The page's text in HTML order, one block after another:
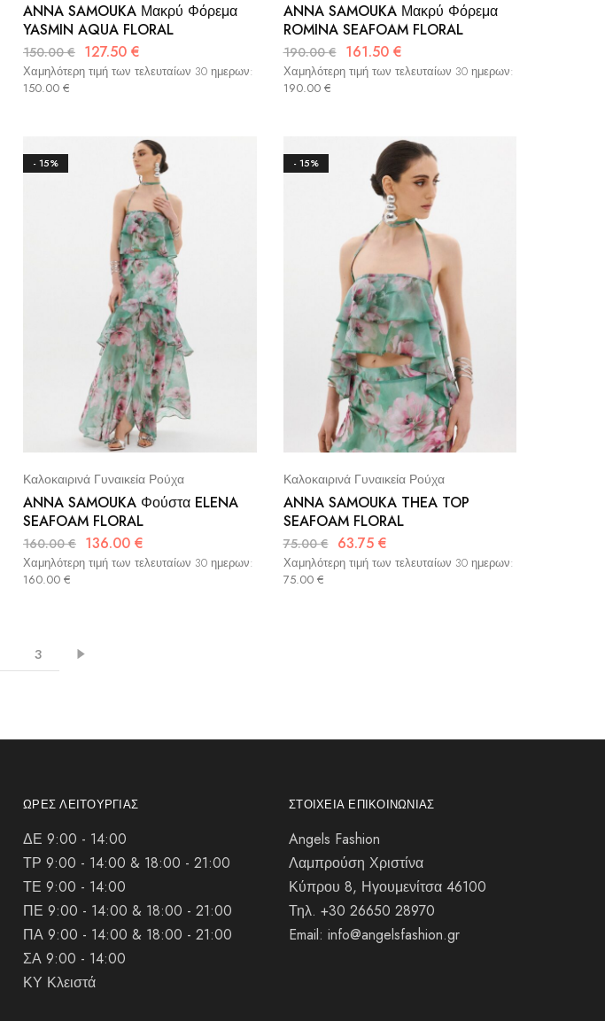
ANNA SAMOUKA Μακρύ Φόρεμα
YASMIN AQUA FLORAL
150.00€ 127.50 €
Χαμηλότερη τιμή των τελευταίων 30 ημερων:
150.00 €
ANNA SAMOUKA Μακρύ Φόρεμα
ROMINA SEAFOAM FLORAL
190.00€ 161.50 €
Χαμηλότερη τιμή των τελευταίων 30 ημερων:
190.00 €
- 15%
Καλοκαιρινά Γυναικεία Ρούχα
ANNA SAMOUKA Φούστα ELENA
SEAFOAM FLORAL
160.00€ 136.00 €
Χαμηλότερη τιμή των τελευταίων 30 ημερων:
160.00 €
- 15%
Καλοκαιρινά Γυναικεία Ρούχα
ANNA SAMOUKA THEA TOP
SEAFOAM FLORAL
75.00€ 63.75 €
Χαμηλότερη τιμή των τελευταίων 30 ημερων:
75.00 €
3
ΏΡΕΣ ΛΕΙΤΟΥΡΓΊΑΣ
ΔΕ 9:00 - 14:00
ΤΡ 9:00 - 14:00 & 18:00 - 21:00
ΤΕ 9:00 - 14:00
ΠΕ 9:00 - 14:00 & 18:00 - 21:00
ΠΑ 9:00 - 14:00 & 18:00 - 21:00
ΣΑ 9:00 - 14:00
ΚΥ Κλειστά
ΣΤΟΙΧΕΊΑ ΕΠΙΚΟΙΝΩΝΊΑΣ
Angels Fashion
Λαμπρούση Χριστίνα
Κύπρου 8, Ηγουμενίτσα 46100
Τηλ. +30 26650 28970
Email: info@angelsfashion.gr